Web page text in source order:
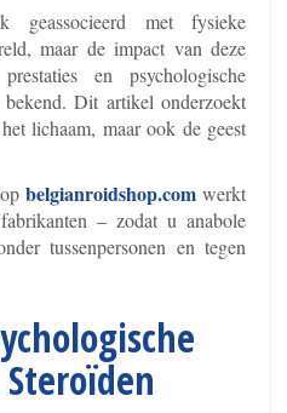
geassocieerd met fysieke
maar de impact van deze
en psychologische
Dit artikel onderzoekt
lichaam, maar ook de geest
belgianroidshop.comwerkt
– zodat u anabole
tussenpersonen en tegen